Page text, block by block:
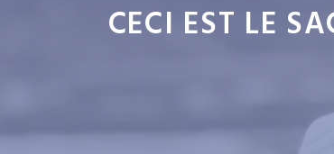
CECI EST LE